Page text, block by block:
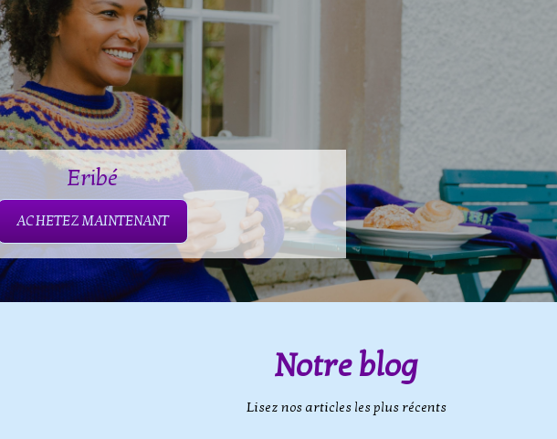
Eribé
ACHETEZ MAINTENANT
Notre blog
Lisez nos articles les plus récents